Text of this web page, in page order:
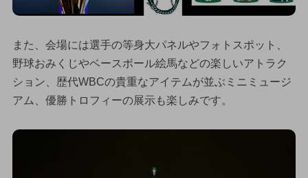
また、会場には選手の等身大パネルやフォトスポット、
野球おみくじやベースボール絵馬などの楽しいアトラク
ション、歴代WBCの貴重なアイテムが並ぶミニミュージ
アム、優勝トロフィーの展示も楽しみです。